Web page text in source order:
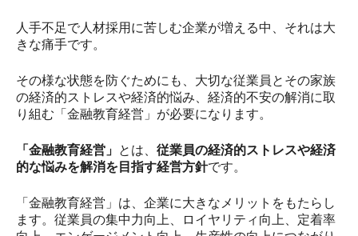
人手不足で人材採用に苦しむ企業が増える中、それは大
きな痛手です。
その様な状態を防ぐためにも、大切な従業員とその家族
の経済的ストレスや経済的悩み、経済的不安の解消に取
り組む「金融教育経営」が必要になります。
「金融教育経営」 とは、 従業員の経済的ストレスや経済
的な悩みを解消を目指す経営方針です。
「金融教育経営」は、企業に大きなメリットをもたらし
ます。従業員の集中力向上、ロイヤリティ向上、定着率